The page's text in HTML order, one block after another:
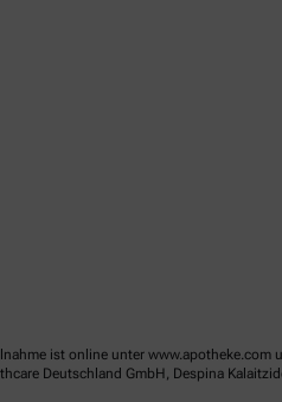
ist online unter www.apotheke.com
Deutschland GmbH, Despina